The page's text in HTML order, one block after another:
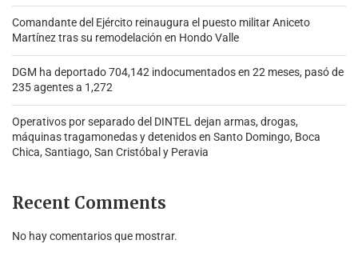
Comandante del Ejército reinaugura el puesto militar Aniceto
Martínez tras su remodelación en Hondo Valle
DGM ha deportado 704,142 indocumentados en 22 meses, pasó de
235 agentes a 1,272
Operativos por separado del DINTEL dejan armas, drogas,
máquinas tragamonedas y detenidos en Santo Domingo, Boca
Chica, Santiago, San Cristóbal y Peravia
Recent Comments
No hay comentarios que mostrar.